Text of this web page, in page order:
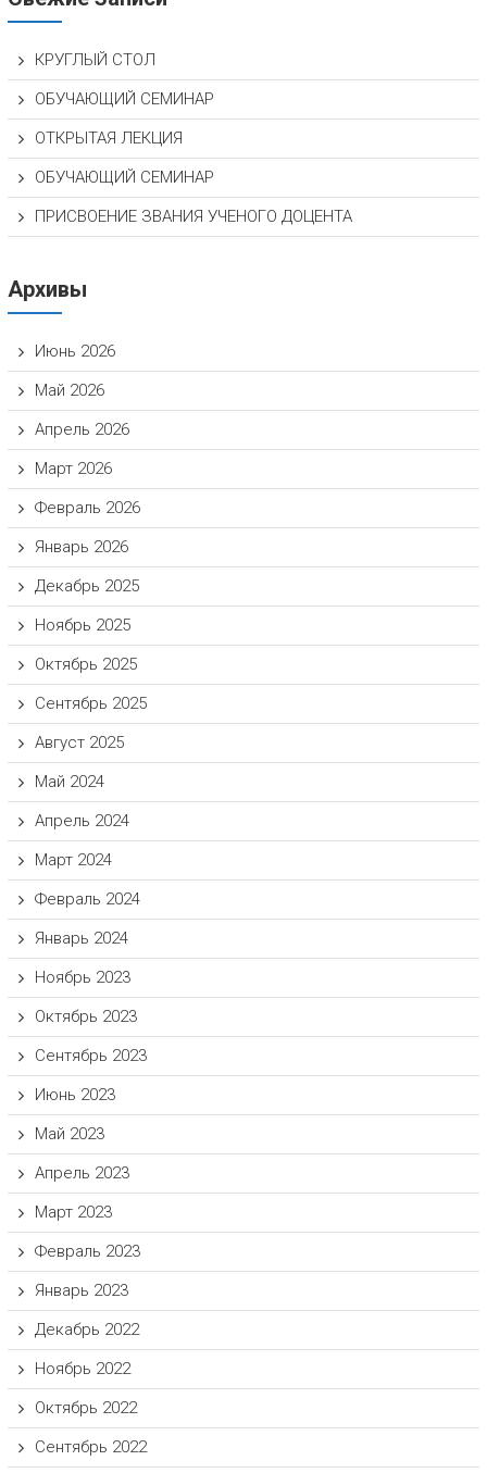
КРУГЛЫЙ СТОЛ
ОБУЧАЮЩИЙ СЕМИНАР
ОТКРЫТАЯ ЛЕКЦИЯ
ОБУЧАЮЩИЙ СЕМИНАР
ПРИСВОЕНИЕ ЗВАНИЯ УЧЕНОГО ДОЦЕНТА
Архивы
Июнь 2026
Май 2026
Апрель 2026
Март 2026
Февраль 2026
Январь 2026
Декабрь 2025
Ноябрь 2025
Октябрь 2025
Сентябрь 2025
Август 2025
Май 2024
Апрель 2024
Март 2024
Февраль 2024
Январь 2024
Ноябрь 2023
Октябрь 2023
Сентябрь 2023
Июнь 2023
Май 2023
Апрель 2023
Март 2023
Февраль 2023
Январь 2023
Декабрь 2022
Ноябрь 2022
Октябрь 2022
Сентябрь 2022